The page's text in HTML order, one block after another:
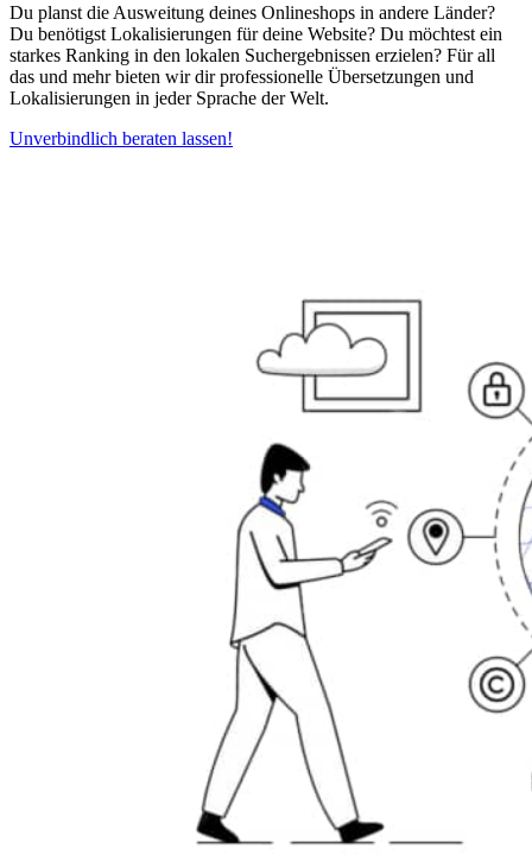
Du planst die Ausweitung deines Onlineshops in andere Länder?
Du benötigst Lokalisierungen für deine Website? Du möchtest ein
starkes Ranking in den lokalen Suchergebnissen erzielen? Für all
das und mehr bieten wir dir professionelle Übersetzungen und
Lokalisierungen in jeder Sprache der Welt.
Unverbindlich beraten lassen!